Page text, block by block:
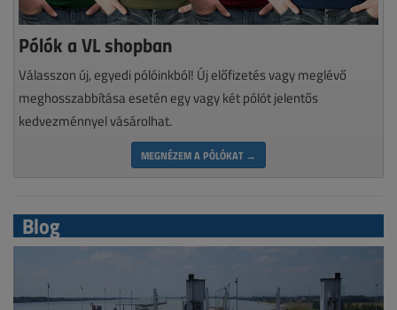
Pólók a VL shopban
Válasszon új, egyedi pólóinkból! Új előfizetés vagy meglévő
meghosszabbítása esetén egy vagy két pólót jelentős
kedvezménnyel vásárolhat.
MEGNÉZEM A PÓLÓKAT →
Blog